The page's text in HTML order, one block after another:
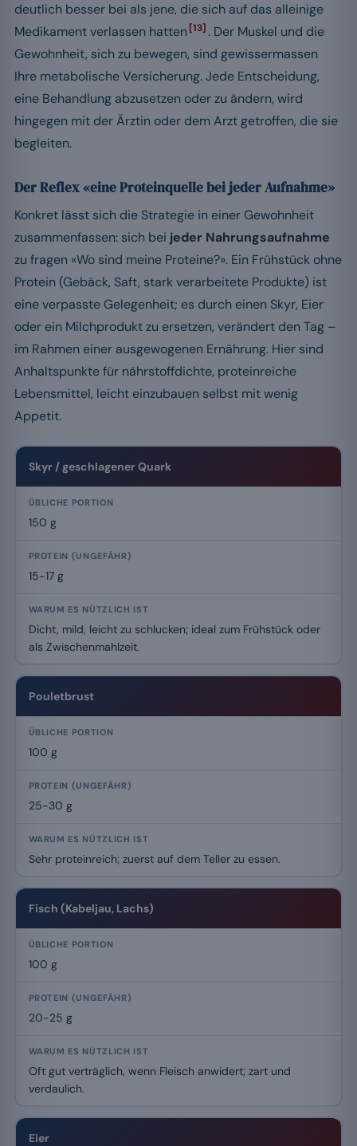
deutlich besser bei als jene, die sich auf das alleinige
Medikament verlassen hatten[13]. Der Muskel und die
Gewohnheit, sich zu bewegen, sind gewissermassen
Ihre metabolische Versicherung. Jede Entscheidung,
eine Behandlung abzusetzen oder zu ändern, wird
hingegen mit der Ärztin oder dem Arzt getroffen, die sie
begleiten.
Der Reflex «eine Proteinquelle bei jeder Aufnahme»
Konkret lässt sich die Strategie in einer Gewohnheit
zusammenfassen: sich bei jeder Nahrungsaufnahme
zu fragen «Wo sind meine Proteine?». Ein Frühstück ohne
Protein (Gebäck, Saft, stark verarbeitete Produkte) ist
eine verpasste Gelegenheit; es durch einen Skyr, Eier
oder ein Milchprodukt zu ersetzen, verändert den Tag –
im Rahmen einer ausgewogenen Ernährung. Hier sind
Anhaltspunkte für nährstoffdichte, proteinreiche
Lebensmittel, leicht einzubauen selbst mit wenig
Appetit.
Skyr / geschlagener Quark
150 g
15-17 g
Dicht, mild, leicht zu schlucken; ideal zum Frühstück oder
als Zwischenmahlzeit.
Pouletbrust
100 g
25-30 g
Sehr proteinreich; zuerst auf dem Teller zu essen.
Fisch (Kabeljau, Lachs)
100 g
20-25 g
Oft gut verträglich, wenn Fleisch anwidert; zart und
verdaulich.
Eier